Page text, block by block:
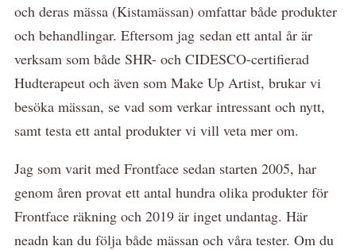
och deras mässa (Kistamässan) omfattar både produkter
och behandlingar. Eftersom jag sedan ett antal år är
verksam som både SHR- och CIDESCO-certifierad
Hudterapeut och även som Make Up Artist, brukar vi
besöka mässan, se vad som verkar intressant och nytt,
samt testa ett antal produkter vi vill veta mer om.
Jag som varit med Frontface sedan starten 2005, har
genom åren provat ett antal hundra olika produkter för
Frontface räkning och 2019 är inget undantag. Här
neadn kan du följa både mässan och våra tester. Om du